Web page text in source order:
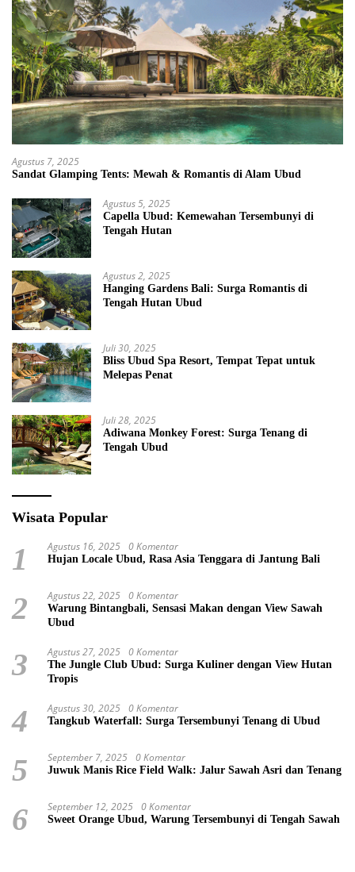
Agustus 7, 2025
Sandat Glamping Tents: Mewah & Romantis di Alam Ubud
Agustus 5, 2025
Capella Ubud: Kemewahan Tersembunyi di
Tengah Hutan
Agustus 2, 2025
Hanging Gardens Bali: Surga Romantis di
Tengah Hutan Ubud
Juli 30, 2025
Bliss Ubud Spa Resort, Tempat Tepat untuk
Melepas Penat
Juli 28, 2025
Adiwana Monkey Forest: Surga Tenang di
Tengah Ubud
Wisata Popular
1 Agustus 16, 2025 0 Komentar
Hujan Locale Ubud, Rasa Asia Tenggara di Jantung Bali
2 Agustus 22, 2025 0 Komentar
Warung Bintangbali, Sensasi Makan dengan View Sawah
Ubud
3 Agustus 27, 2025 0 Komentar
The Jungle Club Ubud: Surga Kuliner dengan View Hutan
Tropis
4 Agustus 30, 2025 0 Komentar
Tangkub Waterfall: Surga Tersembunyi Tenang di Ubud
5 September 7, 2025 0 Komentar
Juwuk Manis Rice Field Walk: Jalur Sawah Asri dan Tenang
6 September 12, 2025 0 Komentar
Sweet Orange Ubud, Warung Tersembunyi di Tengah Sawah